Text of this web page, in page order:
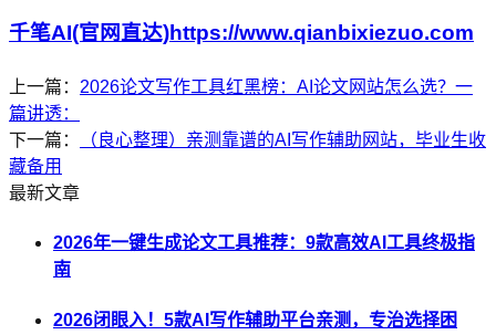
千笔AI(官网直达)https://www.qianbixiezuo.com
上一篇： 2026论文写作工具红黑榜：AI论文网站怎么选？一
篇讲透：
下一篇：
（良心整理）亲测靠谱的AI写作辅助网站，毕业生收
藏备用
最新文章
2026年一键生成论文工具推荐：9款高效AI工具终极指
南
2026闭眼入！5款AI写作辅助平台亲测，专治选择困